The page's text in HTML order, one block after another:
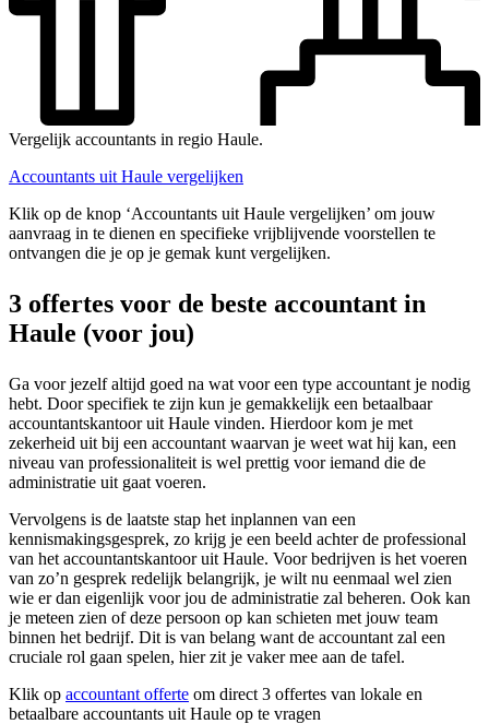
Vergelijk accountants in regio Haule.
Accountants uit Haule vergelijken
Klik op de knop ‘Accountants uit Haule vergelijken’ om jouw
aanvraag in te dienen en specifieke vrijblijvende voorstellen te
ontvangen die je op je gemak kunt vergelijken.
3 offertes voor de beste accountant in
Haule (voor jou)
Ga voor jezelf altijd goed na wat voor een type accountant je nodig
hebt. Door specifiek te zijn kun je gemakkelijk een betaalbaar
accountantskantoor uit Haule vinden. Hierdoor kom je met
zekerheid uit bij een accountant waarvan je weet wat hij kan, een
niveau van professionaliteit is wel prettig voor iemand die de
administratie uit gaat voeren.
Vervolgens is de laatste stap het inplannen van een
kennismakingsgesprek, zo krijg je een beeld achter de professional
van het accountantskantoor uit Haule. Voor bedrijven is het voeren
van zo’n gesprek redelijk belangrijk, je wilt nu eenmaal wel zien
wie er dan eigenlijk voor jou de administratie zal beheren. Ook kan
je meteen zien of deze persoon op kan schieten met jouw team
binnen het bedrijf. Dit is van belang want de accountant zal een
cruciale rol gaan spelen, hier zit je vaker mee aan de tafel.
Klik op accountant offerte om direct 3 offertes van lokale en
betaalbare accountants uit Haule op te vragen